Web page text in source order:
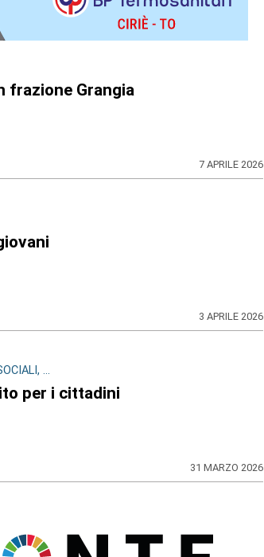
frazione Grangia
7 APRILE 2026
3 APRILE 2026
...
per i cittadini
31 MARZO 2026